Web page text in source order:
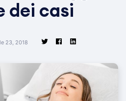
dei casi
23, 2018